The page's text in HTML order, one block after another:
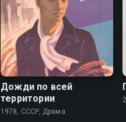
Дожди по всей
территории
1978, СССР, Драма